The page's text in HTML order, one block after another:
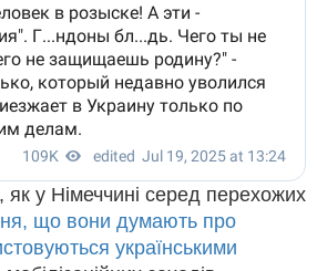
у Німеччині серед перехожих
що вони думають про
українськими